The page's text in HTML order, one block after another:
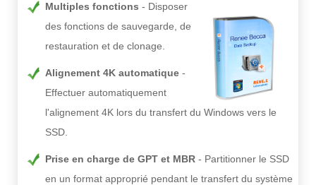
Multiples fonctions
Disposer
des fonctions de sauvegarde, de
restauration et de clonage.
Alignement 4K automatique
Effectuer automatiquement
l'alignement 4K lors du transfert du Windows vers le
SSD.
Prise en charge de GPT et MBR
Partitionner le SSD
en un format approprié pendant le transfert du système